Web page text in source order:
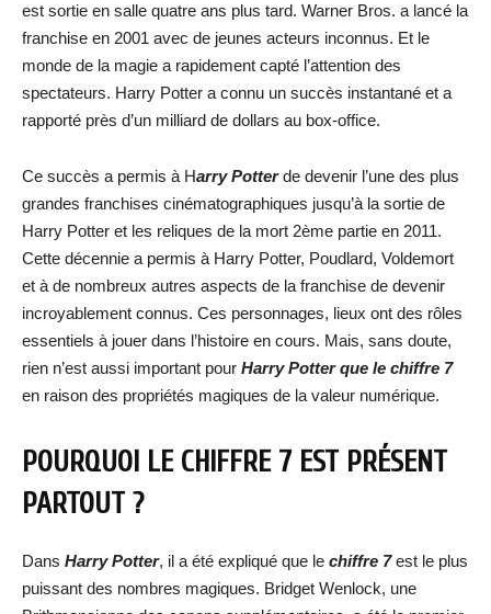
est sortie en salle quatre ans plus tard. Warner Bros. a lancé la
franchise en 2001 avec de jeunes acteurs inconnus. Et le
monde de la magie a rapidement capté l’attention des
spectateurs. Harry Potter a connu un succès instantané et a
rapporté près d’un milliard de dollars au box-office.
Ce succès a permis à Harry Potterde devenir l’une des plus
grandes franchises cinématographiques jusqu’à la sortie de
Harry Potter et les reliques de la mort 2ème partie en 2011.
Cette décennie a permis à Harry Potter, Poudlard, Voldemort
et à de nombreux autres aspects de la franchise de devenir
incroyablement connus. Ces personnages, lieux ont des rôles
essentiels à jouer dans l’histoire en cours. Mais, sans doute,
rien n’est aussi important pour Harry Potter que le chiffre 7
en raison des propriétés magiques de la valeur numérique.
POURQUOI LE CHIFFRE 7 EST PRÉSENT
PARTOUT ?
Dans Harry Potter, il a été expliqué que le chiffre 7est le plus
puissant des nombres magiques. Bridget Wenlock, une